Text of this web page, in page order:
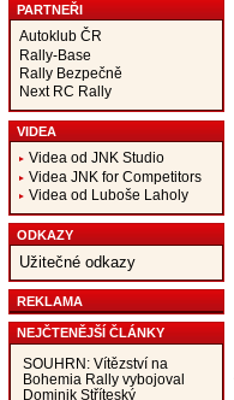
PARTNEŘI
Autoklub ČR
Rally-Base
Rally Bezpečně
Next RC Rally
VIDEA
Videa od JNK Studio
Videa JNK for Competitors
Videa od Luboše Laholy
ODKAZY
Užitečné odkazy
REKLAMA
NEJČTENĚJŠÍ ČLÁNKY
SOUHRN: Vítězství na
Bohemia Rally vybojoval
Dominik Stříteský